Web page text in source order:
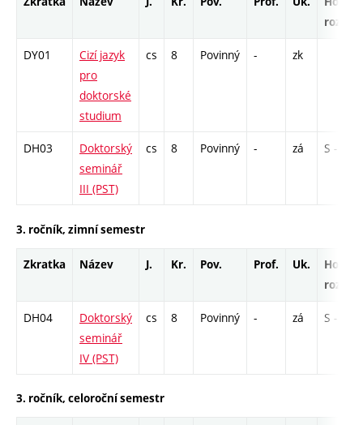
rozsah
DY01
Cizí jazyk
pro
doktorské
studium
cs 8 Povinný - zk
DH03
Doktorský
seminář
III (PST)
cs 8 Povinný - zá S - 78
3. ročník, zimní semestr
Zkratka Název J. Kr. Pov. Prof. Uk.
Hod.
rozsah
DH04
Doktorský
seminář
IV (PST)
cs 8 Povinný - zá S - 78
3. ročník, celoroční semestr